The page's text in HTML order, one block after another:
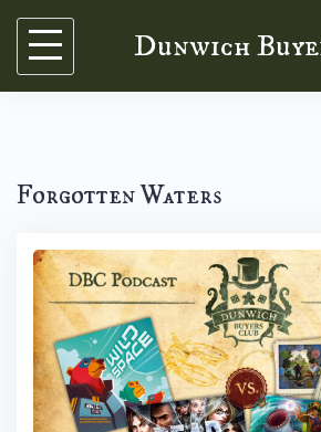
Skip
content
Dunwich
Forgotten Waters